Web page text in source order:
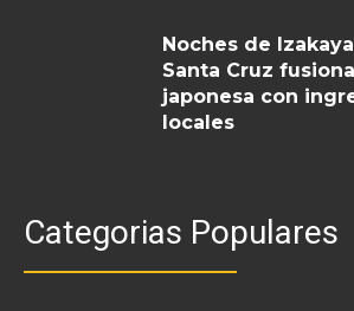
Noches de
Santa Cruz
japonesa con
locales
Categorias Populares